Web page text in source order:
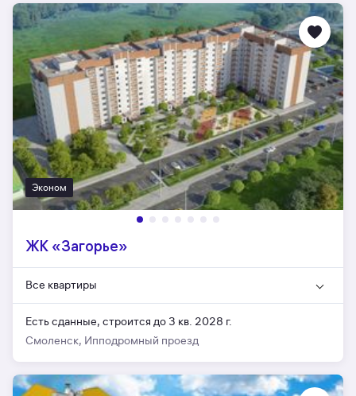
Эконом
ЖК «Загорье»
Все квартиры
Есть сданные, строится до 3 кв. 2028 г.
Смоленск, Ипподромный проезд